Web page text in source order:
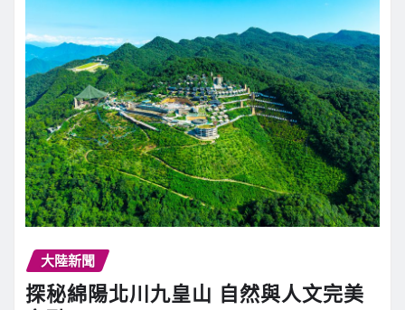
大陸新聞
探秘綿陽北川九皇山 自然與人文完美